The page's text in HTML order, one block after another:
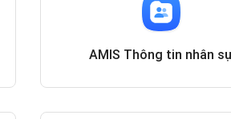
AMIS Thông tin nhân